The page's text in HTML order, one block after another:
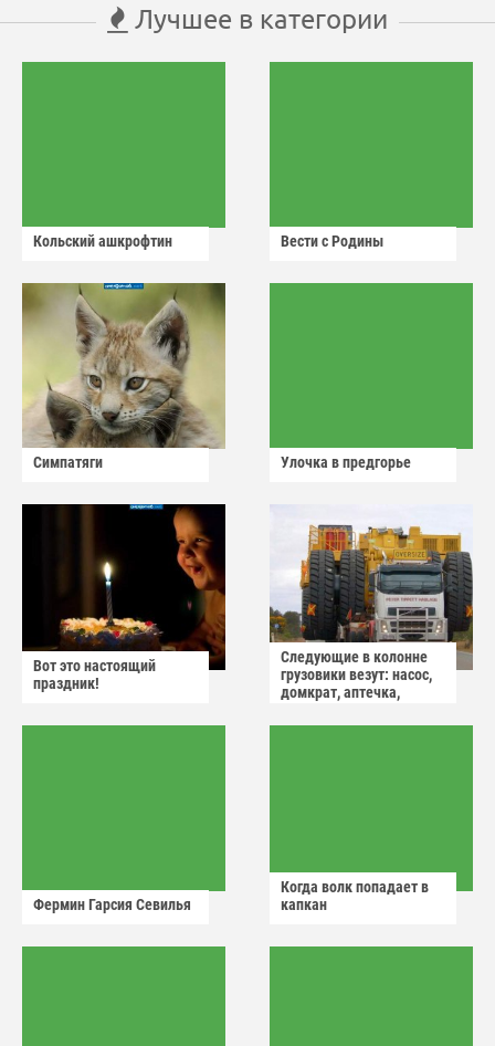
Лучшее в категории
Кольский ашкрофтин Вести с Родины
Симпатяги Улочка в предгорье
Вот это настоящий
праздник!
Следующие в колонне
грузовики везут: насос,
домкрат, аптечка,
Фермин Гарсия Севилья
Когда волк попадает в
капкан